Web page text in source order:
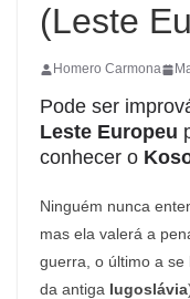
(Leste
Homero Carmona
Pode ser
Leste Europeu
conhecer o
Ninguém nunca
mas ela valerá a
guerra, o último a se
da antiga Iugoslávia